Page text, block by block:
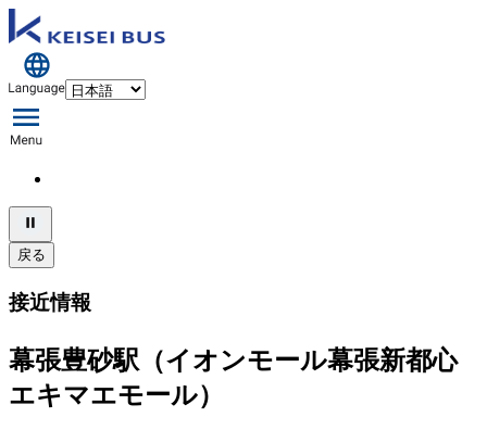
戻る
接近情報
幕張豊砂駅（イオンモール幕張新都心
エキマエモール）